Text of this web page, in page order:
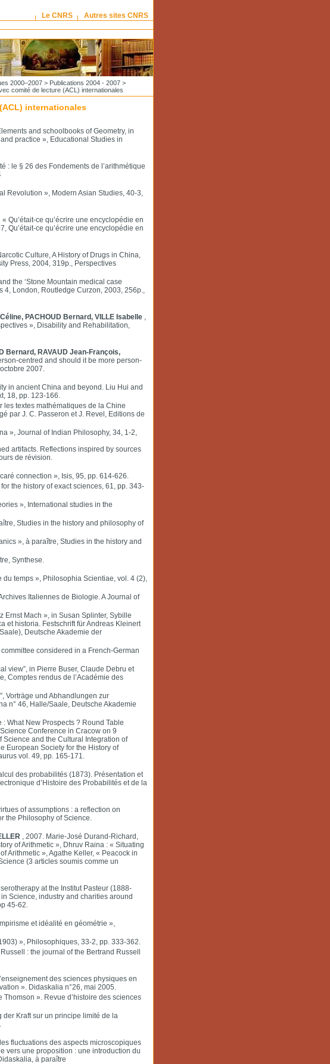
Le CNRS Autres sites CNRS
2000–2007> Publications 2004 - 2007>
comité de lecture (ACL) internationales
internationales
and schoolbooks of Geometry, in
practice », Educational Studies in
: le § 26 des Fondements de l’arithmétique
Revolution », Modern Asian Studies, 40-3,
« Qu’était-ce qu’écrire une encyclopédie en
Qu’était-ce qu’écrire une encyclopédie en
Culture, A History of Drugs in China,
Press, 2004, 319p., Perspectives
the ‘Stone Mountain medical case
4, London, Routledge Curzon, 2003, 256p.,
PACHOUD Bernard, VILLE Isabelle,
», Disability and Rehabilitation,
Bernard, RAVAUD Jean-François,
centred and should it be more person-
2007.
in ancient China and beyond. Liu Hui and
18, pp. 123-166.
textes mathématiques de la Chine
par J. C. Passeron et J. Revel, Editions de
», Journal of Indian Philosophy, 34, 1-2,
artifacts. Reflections inspired by sources
de révision.
connection », Isis, 95, pp. 614-626.
the history of exact sciences, 61, pp. 343-
», International studies in the
Studies in the history and philosophy of
», à paraître, Studies in the history and
Synthese.
temps », Philosophia Scientiae, vol. 4 (2),
Italiennes de Biologie. A Journal of
Ernst Mach », in Susan Splinter, Sybille
et historia. Festschrift für Andreas Kleinert
Deutsche Akademie der
considered in a French-German
view”, in Pierre Buser, Claude Debru et
Comptes rendus de l’Académie des
Vorträge und Abhandlungen zur
n° 46, Halle/Saale, Deutsche Akademie
What New Prospects ? Round Table
Conference in Cracow on 9
Science and the Cultural Integration of
European Society for the History of
vol. 49, pp. 165-171.
des probabilités (1873). Présentation et
d’Histoire des Probabilités et de la
of assumptions : a reflection on
the Philosophy of Science.
, 2007. Marie-José Durand-Richard,
of Arithmetic », Dhruv Raina : « Situating
Arithmetic », Agathe Keller, « Peacock in
(3 articles soumis comme un
at the Institut Pasteur (1888-
Science, industry and charities around
45-62.
et idéalité en géométrie »,
», Philosophiques, 33-2, pp. 333-362.
: the journal of the Bertrand Russell
des sciences physiques en
». Didaskalia n°26, mai 2005.
». Revue d’histoire des sciences
der Kraft sur un principe limité de la
fluctuations des aspects microscopiques
vers une proposition : une introduction du
à paraître